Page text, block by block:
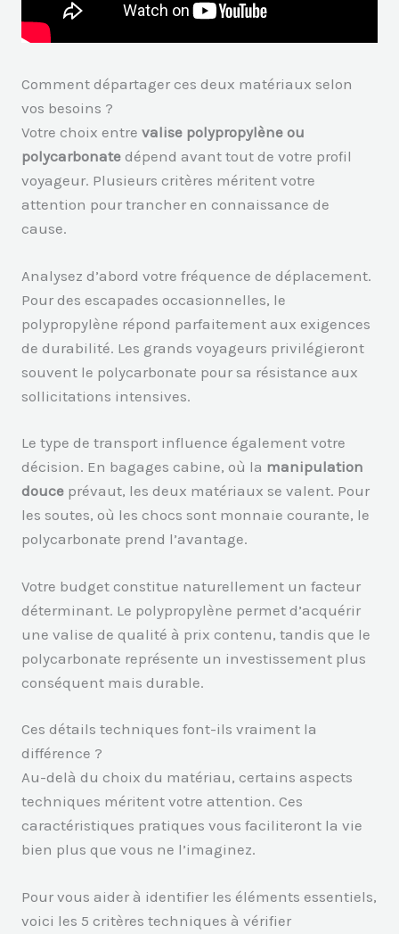
Comment départager ces deux matériaux selon
vos besoins ?
Votre choix entrevalise polypropylène ou
polycarbonate dépend avant tout de votre profil
voyageur. Plusieurs critères méritent votre
attention pour trancher en connaissance de
cause.
Analysez d’abord votre fréquence de déplacement.
Pour des escapades occasionnelles, le
polypropylène répond parfaitement aux exigences
de durabilité. Les grands voyageurs privilégieront
souvent le polycarbonate pour sa résistance aux
sollicitations intensives.
Le type de transport influence également votre
décision. En bagages cabine, où la manipulation
douce prévaut, les deux matériaux se valent. Pour
les soutes, où les chocs sont monnaie courante, le
polycarbonate prend l’avantage.
Votre budget constitue naturellement un facteur
déterminant. Le polypropylène permet d’acquérir
une valise de qualité à prix contenu, tandis que le
polycarbonate représente un investissement plus
conséquent mais durable.
Ces détails techniques font-ils vraiment la
différence ?
Au-delà du choix du matériau, certains aspects
techniques méritent votre attention. Ces
caractéristiques pratiques vous faciliteront la vie
bien plus que vous ne l’imaginez.
Pour vous aider à identifier les éléments essentiels,
voici les 5 critères techniques à vérifier